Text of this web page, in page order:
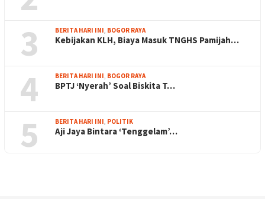
3 BERITA HARI INI, BOGOR RAYA
Kebijakan KLH, Biaya Masuk TNGHS Pamijah…
4 BERITA HARI INI, BOGOR RAYA
BPTJ ‘Nyerah’ Soal Biskita T…
5 BERITA HARI INI, POLITIK
Aji Jaya Bintara ‘Tenggelam’…